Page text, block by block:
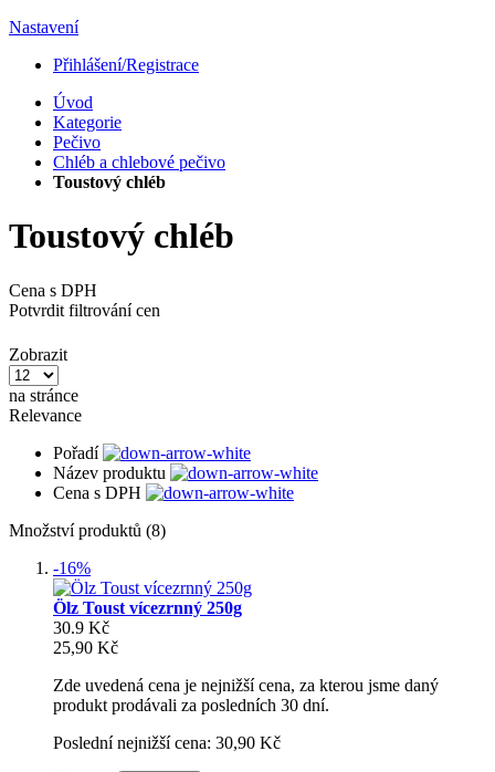
Nastavení
Přihlášení/Registrace
Úvod
Kategorie
Pečivo
Chléb a chlebové pečivo
Toustový chléb
Toustový chléb
Cena s DPH
Potvrdit filtrování cen
Zobrazit
na stránce
Relevance
Pořadí
Název produktu
Cena s DPH
Množství produktů (8)
-16%
Ölz Toust vícezrnný 250g
30.9 Kč
25,90 Kč
Zde uvedená cena je nejnižší cena, za kterou jsme daný
produkt prodávali za posledních 30 dní.
Poslední nejnižší cena: 30,90 Kč